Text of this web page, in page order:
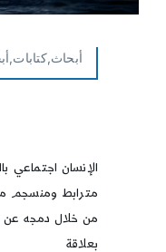
الإنسان اجتماعي
مترابط ومنسجم
من خلال دمجه عن
بعلاقة